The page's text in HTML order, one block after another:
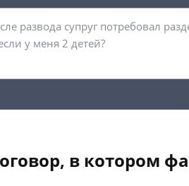
в котором